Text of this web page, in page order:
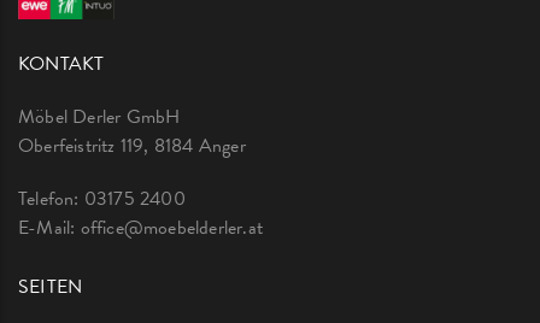
KONTAKT
Möbel Derler GmbH
Oberfeistritz 119, 8184 Anger
Telefon: 03175 2400
E-Mail: office@moebelderler.at
SEITEN